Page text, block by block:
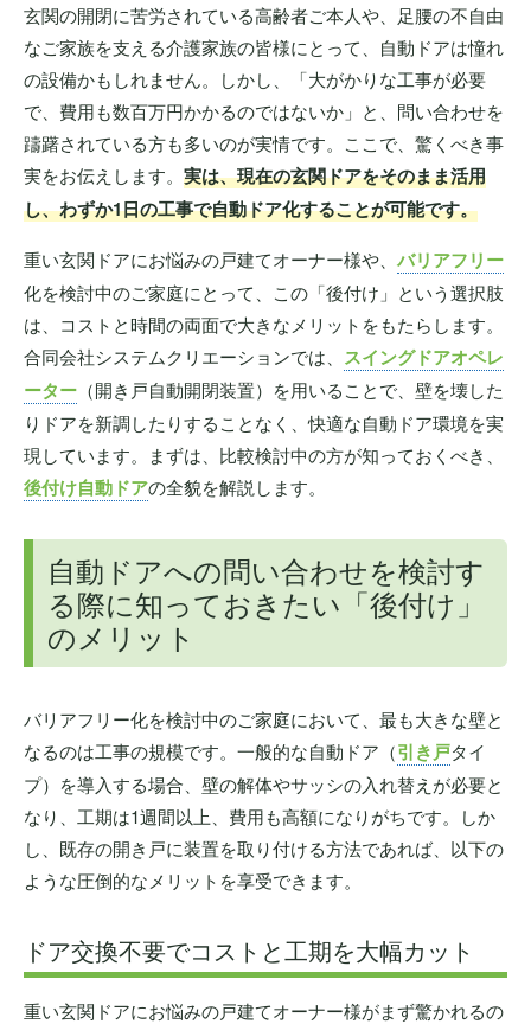
玄関の開閉に苦労されている高齢者ご本人や、足腰の不自由
なご家族を支える介護家族の皆様にとって、自動ドアは憧れ
の設備かもしれません。しかし、「大がかりな工事が必要
で、費用も数百万円かかるのではないか」と、問い合わせを
躊躇されている方も多いのが実情です。ここで、驚くべき事
実をお伝えします。 実は、現在の玄関ドアをそのまま活用
し、わずか1日の工事で自動ドア化することが可能です。
重い玄関ドアにお悩みの戸建てオーナー様や、 バリアフリー
化を検討中のご家庭にとって、この「後付け」という選択肢
は、コストと時間の両面で大きなメリットをもたらします。
合同会社システムクリエーションでは、 スイングドアオペレ
ーター （開き戸自動開閉装置）を用いることで、壁を壊した
りドアを新調したりすることなく、快適な自動ドア環境を実
現しています。まずは、比較検討中の方が知っておくべき、
後付け自動ドアの全貌を解説します。
自動ドアへの問い合わせを検討す
る際に知っておきたい「後付け」
のメリット
バリアフリー化を検討中のご家庭において、最も大きな壁と
なるのは工事の規模です。一般的な自動ドア（引き戸タイ
プ）を導入する場合、壁の解体やサッシの入れ替えが必要と
なり、工期は1週間以上、費用も高額になりがちです。しか
し、既存の開き戸に装置を取り付ける方法であれば、以下の
ような圧倒的なメリットを享受できます。
ドア交換不要でコストと工期を大幅カット
重い玄関ドアにお悩みの戸建てオーナー様がまず驚かれるの